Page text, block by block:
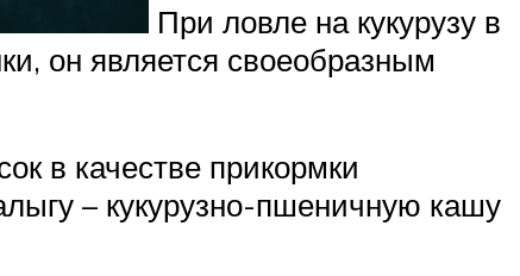
При ловле на кукурузу в
он является своеобразным
в качестве прикормки
– кукурузно-пшеничную кашу